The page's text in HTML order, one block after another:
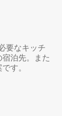
要なキッチ
泊先。また
す。